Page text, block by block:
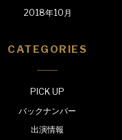
2018年10月
CATEGORIES
PICK UP
バックナンバー
出演情報